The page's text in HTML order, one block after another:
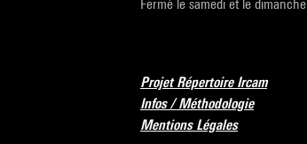
Fermé le samedi et le dimanche
Projet Répertoire Ircam
Infos / Méthodologie
Mentions Légales